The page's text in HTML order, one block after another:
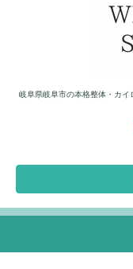
岐阜県岐阜市の本格整体・カイ